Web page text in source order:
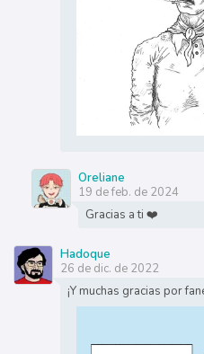
Oreliane
19 de feb. de 2024
Gracias a ti ❤️
Hadoque
26 de dic. de 2022
¡Y muchas gracias por